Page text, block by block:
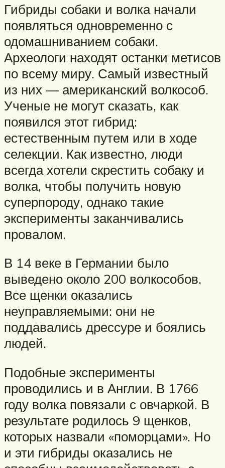
Гибриды собаки и волка начали
появляться одновременно с
одомашниванием собаки.
Археологи находят останки метисов
по всему миру. Самый известный
из них — американский волкособ.
Ученые не могут сказать, как
появился этот гибрид:
естественным путем или в ходе
селекции. Как известно, люди
всегда хотели скрестить собаку и
волка, чтобы получить новую
суперпороду, однако такие
эксперименты заканчивались
провалом.
В 14 веке в Германии было
выведено около 200 волкособов.
Все щенки оказались
неуправляемыми: они не
поддавались дрессуре и боялись
людей.
Подобные эксперименты
проводились и в Англии. В 1766
году волка повязали с овчаркой. В
результате родилось 9 щенков,
которых назвали «поморцами». Но
и эти гибриды оказались не